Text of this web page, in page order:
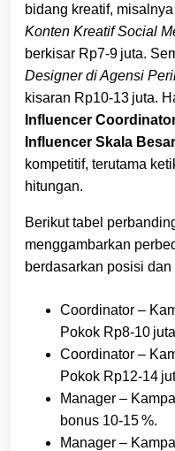
bidang kreatif, misalnya
Konten Kreatif Social
berkisar Rp7‑9 juta.
Designer di Agensi
kisaran Rp10‑13 juta.
Influencer
Influencer Skala Besar
kompetitif, terutama
hitungan.
Berikut tabel
menggambarkan
berdasarkan posisi
Coordinator –
Pokok Rp8‑10
Coordinator –
Pokok Rp12‑14
Manager –
bonus 10‑15 %.
Manager –